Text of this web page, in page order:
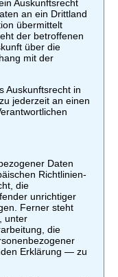
Auskunftsrecht
an ein Drittland
übermittelt
der betroffenen
über die
mit der
Auskunftsrecht in
jederzeit an einen
Daten
Richtlinien-
die
unrichtiger
Ferner steht
unter
die
Erklärung — zu